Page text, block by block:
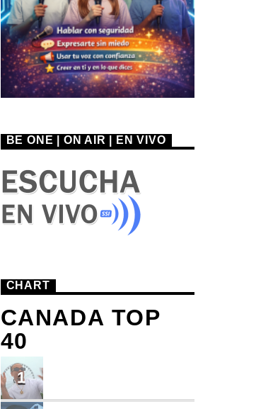
BE ONE | ON AIR | EN VIVO
CHART
CANADA TOP
40
1